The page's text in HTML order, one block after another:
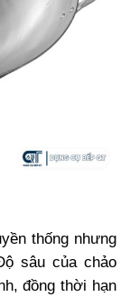
thống nhưng
sâu của chảo
đồng thời hạn